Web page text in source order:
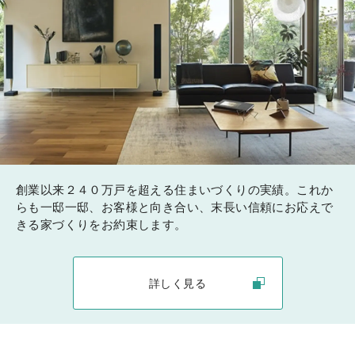
創業以来２４０万戸を超える住まいづくりの実績。これか
らも一邸一邸、お客様と向き合い、末長い信頼にお応えで
きる家づくりをお約束します。
詳しく見る